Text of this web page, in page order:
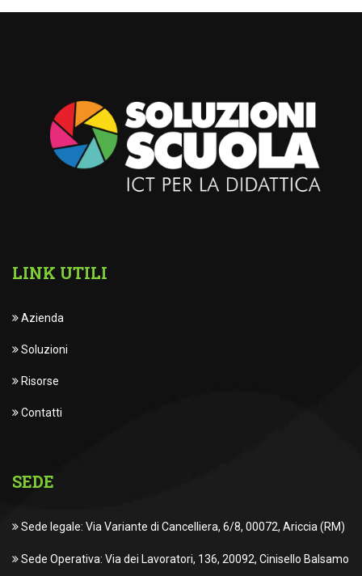
LINK UTILI
Azienda
Soluzioni
Risorse
Contatti
SEDE
Sede legale: Via Variante di Cancelliera, 6/8, 00072, Ariccia (RM)
Sede Operativa: Via dei Lavoratori, 136, 20092, Cinisello Balsamo